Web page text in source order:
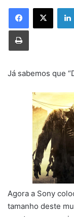
Imprimir
Já sabemos que
Agora a Sony
tamanho deste